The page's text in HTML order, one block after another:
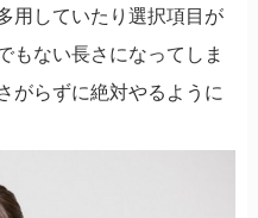
用していたり選択項目が
もない長さになってしま
がらずに絶対やるように